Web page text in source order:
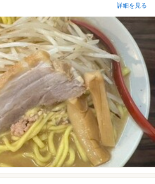
詳細を見る